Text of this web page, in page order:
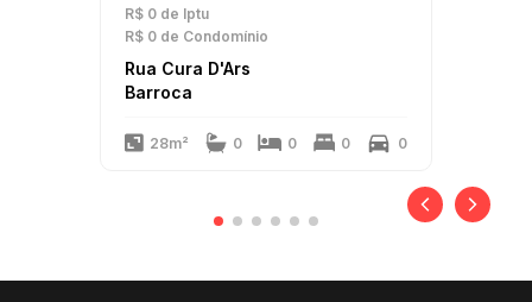
R$ 0 de Iptu
R$ 0 de Condomínio
Rua Cura D'Ars
Barroca
28m² 0 0 0 0